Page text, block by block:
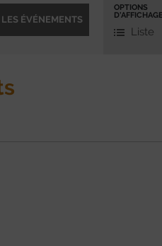
par
OPTIONS
Liste